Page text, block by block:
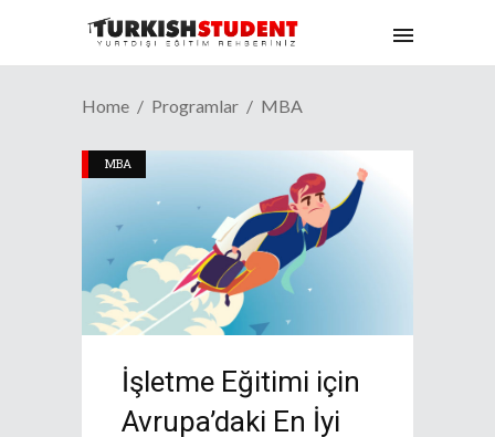
Home Programlar MBA
MBA
İşletme Eğitimi için
Avrupa’daki En İyi